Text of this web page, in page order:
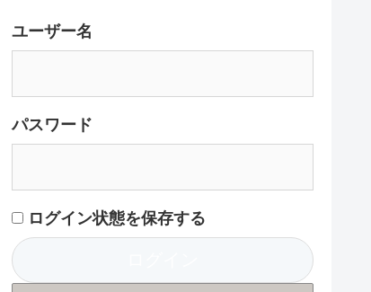
ユーザー名
パスワード
ログイン状態を保存する